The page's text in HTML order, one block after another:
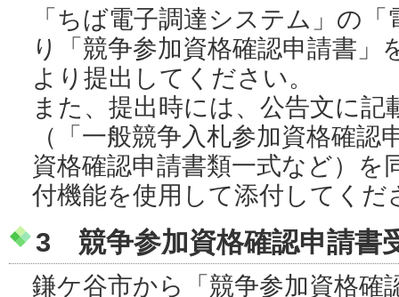
「ちば電子調達システム」の
り「競争参加資格確認申請書
より提出してください。
また、提出時には、公告文に
（「一般競争入札参加資格確認
資格確認申請書類一式など）
付機能を使用して添付してくだ
3 競争参加資格確認申請書
鎌ケ谷市から「競争参加資格確